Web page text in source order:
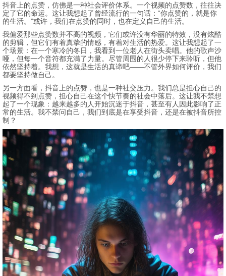
抖音上的点赞，仿佛是一种社会评价体系。一个视频的点赞数，往往决
定了它的命运。这让我想起了曾经流行的一句话：“你点赞的，就是你
的生活。”或许，我们在点赞的同时，也在定义自己的生活。
我偏爱那些点赞数并不高的视频，它们或许没有华丽的特效，没有炫酷
的剪辑，但它们有着真挚的情感，有着对生活的热爱。这让我想起了一
个场景：在一个寒冷的冬日，我看到一位老人在街头卖唱。他的歌声沙
哑，但每一个音符都充满了力量。尽管周围的人很少停下来聆听，但他
依然坚持着。我想，这就是生活的真谛吧——不管外界如何评价，我们
都要坚持做自己。
另一方面看，抖音上的点赞，也是一种社交压力。我们总是担心自己的
视频得不到点赞，担心自己在这个快节奏的社会中落后。这让我不禁想
起了一个现象：越来越多的人开始沉迷于抖音，甚至有人因此影响了正
常的生活。我不禁问自己，我们到底是在享受抖音，还是在被抖音所控
制？